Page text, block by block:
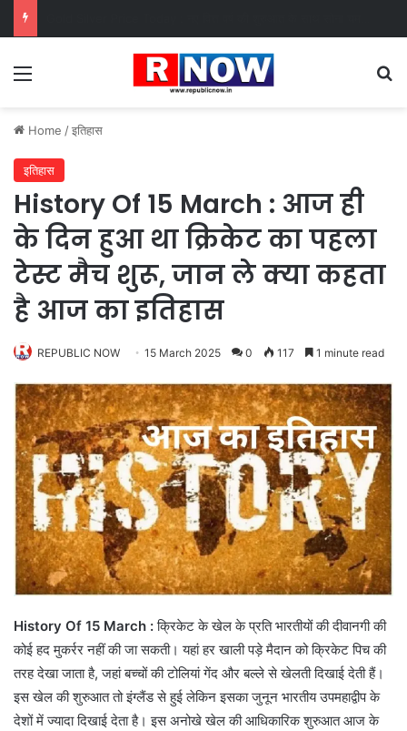
Menu
Home /इतिहास
इतिहास
History Of 15 March : आज ही
के दिन हुआ था क्रिकेट का पहला
टेस्ट मैच शुरू, जान ले क्या कहता
है आज का इतिहास
REPUBLIC NOW 15 March 2025 0 117 1 minute read
History Of 15 March :क्रिकेट के खेल के प्रति भारतीयों की दीवानगी की
कोई हद मुकर्रर नहीं की जा सकती। यहां हर खाली पड़े मैदान को क्रिकेट पिच की
तरह देखा जाता है, जहां बच्चों की टोलियां गेंद और बल्ले से खेलती दिखाई देती हैं।
इस खेल की शुरुआत तो इंग्लैंड से हुई लेकिन इसका जुनून भारतीय उपमहाद्वीप के
देशों में ज्यादा दिखाई देता है। इस अनोखे खेल की आधिकारिक शुरुआत आज के